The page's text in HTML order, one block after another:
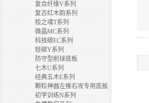
复合纤维V系列
复古红木韵系列
桧之魂T系列
微晶MC系列
科技碳EC系列
轻碳Y系列
防守型削球底板
七木U系列
经典五木E系列
颗粒神器左推右攻专用底板
初学训练N系列